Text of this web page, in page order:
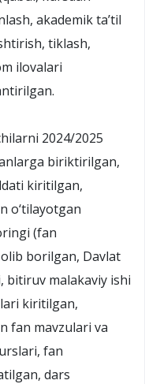
akademik ta’til
tiklash,
ilovalari
2024/2025
biriktirilgan,
kiritilgan,
o‘tilayotgan
(fan
borilgan, Davlat
bitiruv malakaviy ishi
kiritilgan,
fan mavzulari va
fan
dars